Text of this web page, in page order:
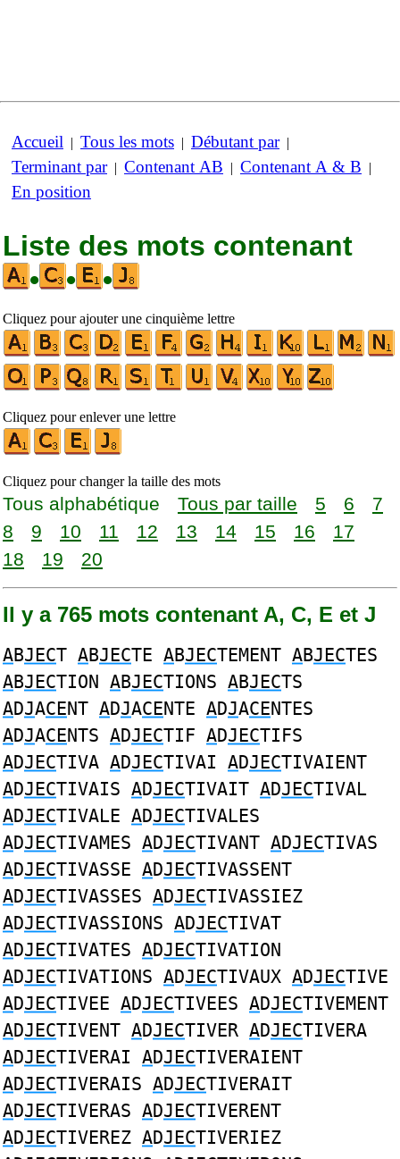
Accueil | Tous les mots | Débutant par|
Terminant par| Contenant AB | Contenant A & B |
En position
Liste des mots contenant
•
• •
Cliquez pour ajouter une cinquième lettre
Cliquez pour enlever une lettre
Cliquez pour changer la taille des mots
Tous alphabétique Tous par taille 5 6
7
8
9 10 11 12 13 14 15 16
17
18
19 20
Il y a 765 mots contenant A, C, E et J
ABJECT ABJECTE ABJECTEMENT ABJECTES
ABJECTION ABJECTIONS ABJECTS
ADJACENT ADJACENTE ADJACENTES
ADJACENTS ADJECTIF ADJECTIFS
ADJECTIVA ADJECTIVAI ADJECTIVAIENT
ADJECTIVAIS ADJECTIVAIT ADJECTIVAL
ADJECTIVALE ADJECTIVALES
ADJECTIVAMES ADJECTIVANT ADJECTIVAS
ADJECTIVASSE ADJECTIVASSENT
ADJECTIVASSES ADJECTIVASSIEZ
ADJECTIVASSIONS ADJECTIVAT
ADJECTIVATES ADJECTIVATION
ADJECTIVATIONS ADJECTIVAUX ADJECTIVE
ADJECTIVEE ADJECTIVEES ADJECTIVEMENT
ADJECTIVENT ADJECTIVER ADJECTIVERA
ADJECTIVERAI ADJECTIVERAIENT
ADJECTIVERAIS ADJECTIVERAIT
ADJECTIVERAS ADJECTIVERENT
ADJECTIVEREZ ADJECTIVERIEZ